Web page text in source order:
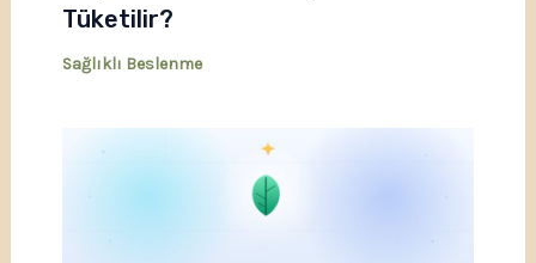
Tüketilir?
Sağlıklı Beslenme